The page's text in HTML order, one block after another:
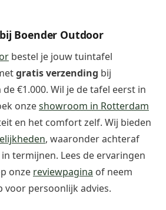
Boender Outdoor
bestel je jouw tuintafel
gratis verzending bij
€1.000. Wil je de tafel eerst in
onzeshowroom in Rotterdam
en het comfort zelf. Wij bieden
, waaronder achteraf
termijnen. Lees de ervaringen
onze reviewpagina of neem
voor persoonlijk advies.